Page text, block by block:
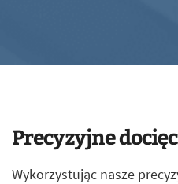
Precyzyjne
Wykorzystując nasze